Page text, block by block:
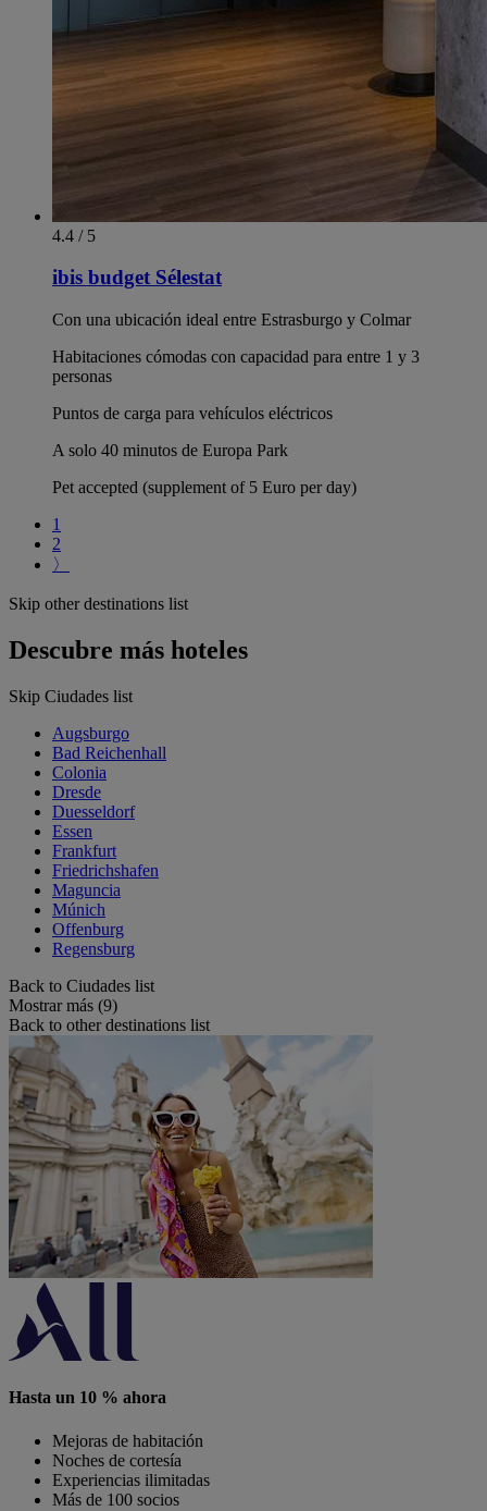
4.4 / 5
ibis budget Sélestat
Con una ubicación ideal entre Estrasburgo y Colmar
Habitaciones cómodas con capacidad para entre 1 y 3
personas
Puntos de carga para vehículos eléctricos
A solo 40 minutos de Europa Park
Pet accepted (supplement of 5 Euro per day)
1
2
〉
Skip other destinations list
Descubre más hoteles
Skip Ciudades list
Augsburgo
Bad Reichenhall
Colonia
Dresde
Duesseldorf
Essen
Frankfurt
Friedrichshafen
Maguncia
Múnich
Offenburg
Regensburg
Back to Ciudades list
Mostrar más (9)
Back to other destinations list
Hasta un 10 % ahora
Mejoras de habitación
Noches de cortesía
Experiencias ilimitadas
Más de 100 socios